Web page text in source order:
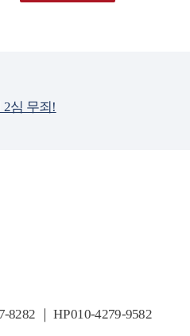
심 무죄!
｜ HP 010-4279-9582